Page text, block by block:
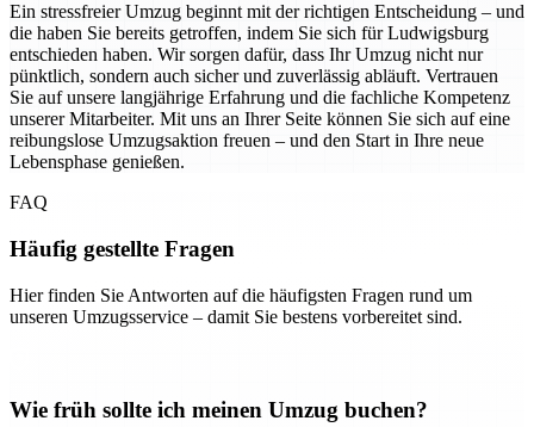
Ein stressfreier Umzug beginnt mit der richtigen Entscheidung – und
die haben Sie bereits getroffen, indem Sie sich für Ludwigsburg
entschieden haben. Wir sorgen dafür, dass Ihr Umzug nicht nur
pünktlich, sondern auch sicher und zuverlässig abläuft. Vertrauen
Sie auf unsere langjährige Erfahrung und die fachliche Kompetenz
unserer Mitarbeiter. Mit uns an Ihrer Seite können Sie sich auf eine
reibungslose Umzugsaktion freuen – und den Start in Ihre neue
Lebensphase genießen.
FAQ
Häufig gestellte Fragen
Hier finden Sie Antworten auf die häufigsten Fragen rund um
unseren Umzugsservice – damit Sie bestens vorbereitet sind.
Wie früh sollte ich meinen Umzug buchen?